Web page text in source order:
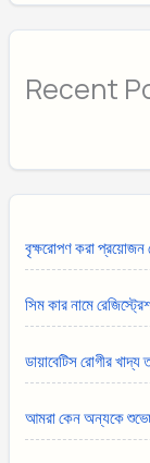
Recent
বৃক্ষরোপণ করা প্রয়োজন
সিম কার নামে
ডায়াবেটিস রোগীর
আমরা কেন অন্যকে